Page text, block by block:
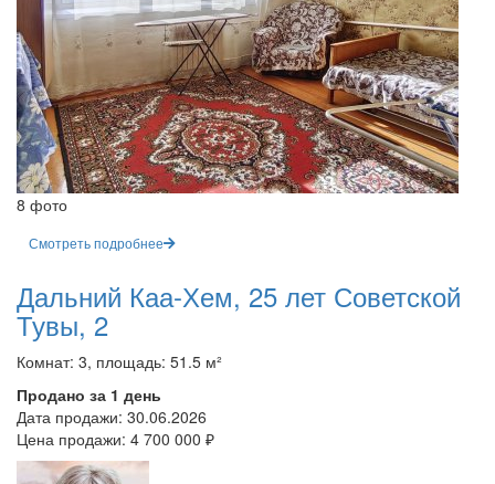
8 фото
Смотреть подробнее
Дальний Каа-Хем, 25 лет Советской
Тувы, 2
Комнат: 3, площадь: 51.5 м²
Продано за 1 день
Дата продажи: 30.06.2026
Цена продажи: 4 700 000 ₽